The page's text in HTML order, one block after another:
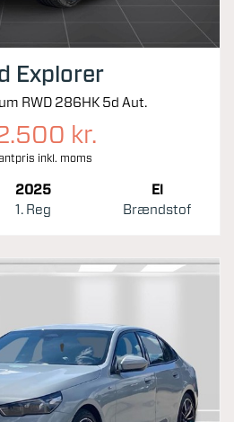
Explorer
RWD 286HK 5d Aut.
kr.
inkl. moms
2025
1. Reg
El
Brændstof